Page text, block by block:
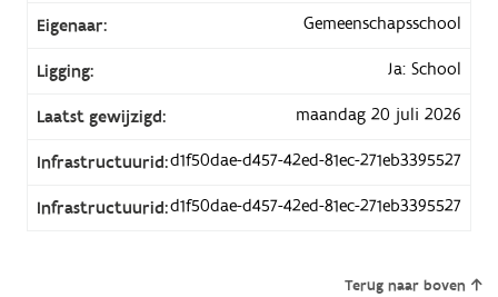
Eigenaar: Gemeenschapsschool
Ligging: Ja: School
Laatst gewijzigd: maandag 20 juli 2026
Infrastructuurid:d1f50dae-d457-42ed-81ec-271eb3395527
Infrastructuurid:d1f50dae-d457-42ed-81ec-271eb3395527
Terug naar boven